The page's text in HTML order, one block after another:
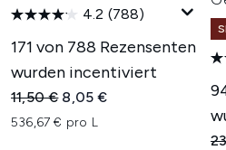
4.2 (788)
171 von 788 Rezensenten
wurden incentiviert
Unverbindliche
11,50 € Aktueller Preis:
8,05 €
536,67 € pro L